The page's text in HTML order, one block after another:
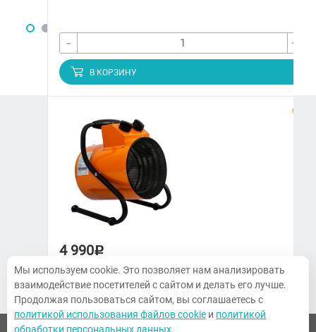
- +
В КОРЗИНУ
4 990Р
Тепловая пушка Kalashnikov KVF-E3-11
ЗАКАЗАТЬ ЗВОНОК
+7 (3822) 97-65-09
climatmarket70@yandex.ru
ПН-ПТ. 9:00-18:00, СБ 10:00-14:00,
Воскресенье — выходной
Мы используем cookie. Это позволяет нам анализировать
взаимодействие посетителей с сайтом и делать его лучше.
Продолжая пользоваться сайтом, вы соглашаетесь с
политикой использования файлов cookie и политикой
обработки персональных данных.